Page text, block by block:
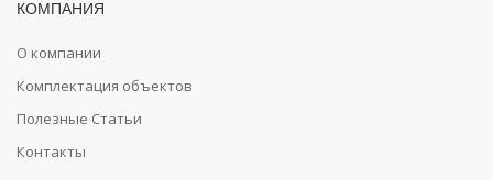
КОМПАНИЯ
О компании
Комплектация объектов
Полезные Статьи
Контакты